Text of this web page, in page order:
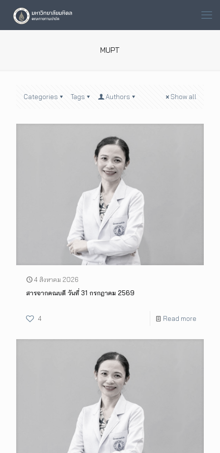
MUPT
Categories Tags Authors Show all
4 สิงหาคม 2026
สารจากคณบดี วันที่ 31 กรกฎาคม 2569
4 Read more